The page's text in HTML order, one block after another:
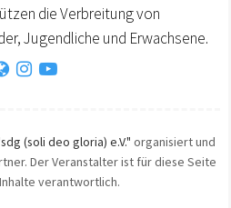
die Verbreitung von
Jugendliche und Erwachsene.
(soli deo gloria) e.V." organisiert und
Der Veranstalter ist für diese Seite
verantwortlich.